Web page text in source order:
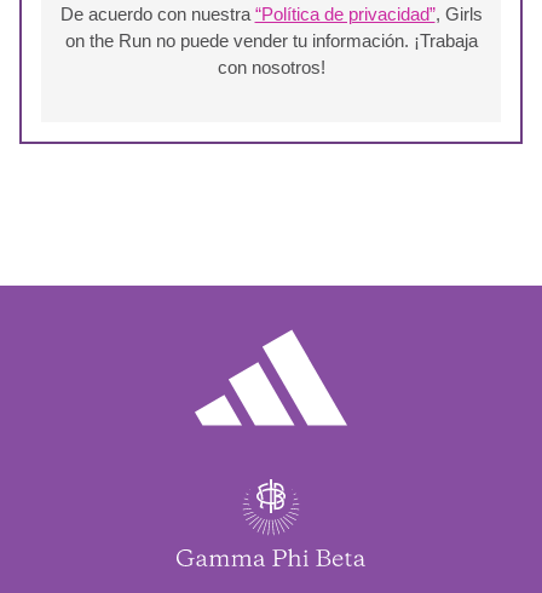
De acuerdo con nuestra “Política de privacidad”, Girls
on the Run no puede vender tu información. ¡Trabaja
con nosotros!